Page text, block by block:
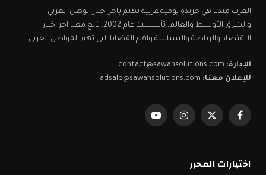
العرب ميديا هي جريدة يومية عربية تهتم بآخر اخبار الوطن العربي
والشرق الأوسط والعالم، تأسست عام 2002. تابع معنا اخر اخبار
الاقتصاد والرياضة والسياسة واهم القضايا التي تهم المواطن العربي.
الإدارة: contact@sawahsolutions.com
للإعلان معنا: adsale@sawahsolutions.com
فيسبوكX
الانستغراميوتيوب
اختيارات المحرر